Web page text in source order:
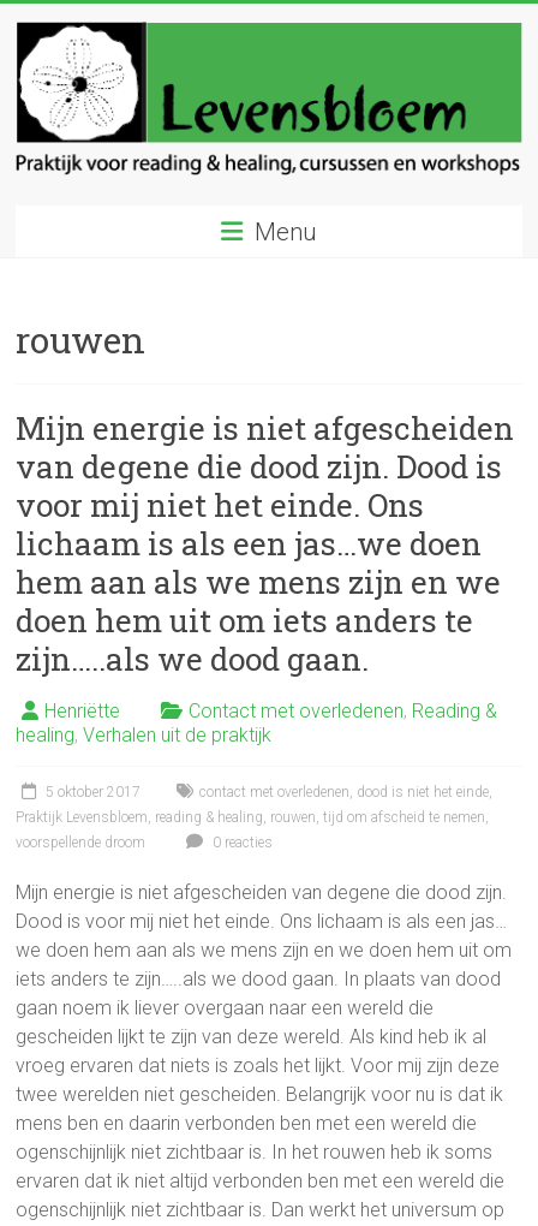
inhoud
Levensbloem
en
Menu
rouwen
Mijn energie is niet afgescheiden
van degene die dood zijn. Dood is
voor mij niet het einde. Ons
lichaam is als een jas…we doen
hem aan als we mens zijn en we
doen hem uit om iets anders te
zijn…..als we dood gaan.
Henriëtte Contact met overledenen, Reading &
healing,Verhalen uit de praktijk
5 oktober 2017 contact met overledenen, dood is niet het einde,
Praktijk Levensbloem, reading & healing, rouwen,tijd om afscheid te nemen,
voorspellende droom
0 reacties
Mijn energie is niet afgescheiden van degene die dood zijn.
Dood is voor mij niet het einde. Ons lichaam is als een jas…
we doen hem aan als we mens zijn en we doen hem uit om
iets anders te zijn…..als we dood gaan. In plaats van dood
gaan noem ik liever overgaan naar een wereld die
gescheiden lijkt te zijn van deze wereld. Als kind heb ik al
vroeg ervaren dat niets is zoals het lijkt. Voor mij zijn deze
twee werelden niet gescheiden. Belangrijk voor nu is dat ik
mens ben en daarin verbonden ben met een wereld die
ogenschijnlijk niet zichtbaar is. In het rouwen heb ik soms
ervaren dat ik niet altijd verbonden ben met een wereld die
ogenschijnlijk niet zichtbaar is. Dan werkt het universum op